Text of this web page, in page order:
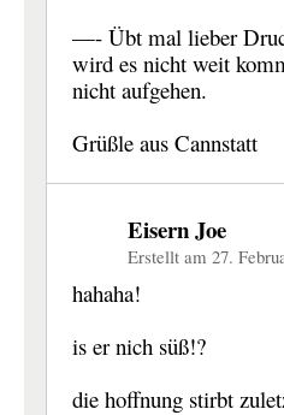
—- Übt mal lieber
wird es nicht weit
nicht aufgehen.
Grüßle aus Cannstatt
Eisern Joe
Erstellt am 27.
hahaha!
is er nich süß!?
die hoffnung stirbt